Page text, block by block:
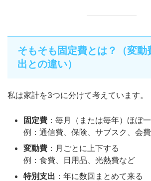
そもそも固定費とは？（変動
出との違い）
私は家計を3つに分けて考えています。
固定費 ：毎月（または毎年）ほぼ
例：通信費、保険、サブスク、会
変動費 ：月ごとに上下する
例：食費、日用品、光熱費など
特別支出 ：年に数回まとめて来る